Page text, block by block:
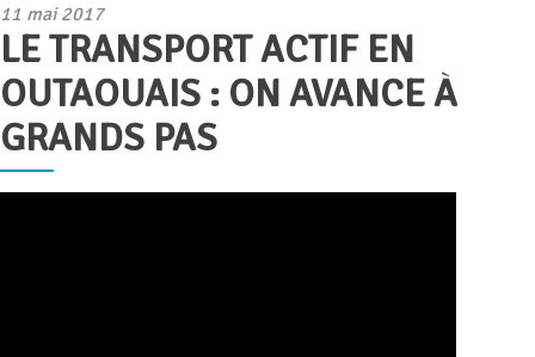
Publié
le
11 mai 2017
LE TRANSPORT ACTIF EN
OUTAOUAIS : ON AVANCE À
GRANDS PAS